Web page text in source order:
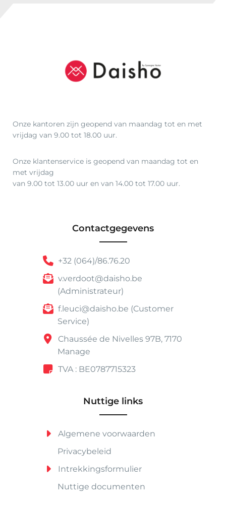
Onze kantoren zijn geopend van maandag tot en met
vrijdag van 9.00 tot 18.00 uur.
Onze klantenservice is geopend van maandag tot en
met vrijdag
van 9.00 tot 13.00 uur en van 14.00 tot 17.00 uur.
Contactgegevens
+32 (064)/86.76.20
v.verdoot@daisho.be
(Administrateur)
f.leuci@daisho.be (Customer
Service)
Chaussée de Nivelles 97B, 7170
Manage
TVA : BE0787715323
Nuttige links
Algemene voorwaarden
Privacybeleid
Intrekkingsformulier
Nuttige documenten